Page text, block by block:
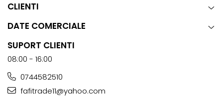
CLIENTI
DATE COMERCIALE
SUPORT CLIENTI
08:00 - 16:00
0744582510
fafitrade11@yahoo.com